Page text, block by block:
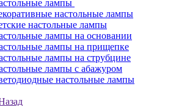
лампы
настольные лампы
настольные лампы
лампы на основании
лампы на прищепке
лампы на струбцине
лампы с абажуром
настольные лампы